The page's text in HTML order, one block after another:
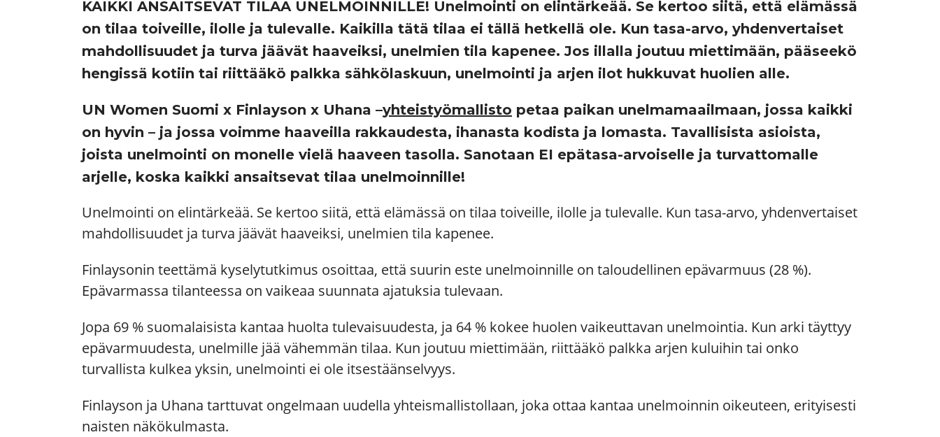
KAIKKI ANSAITSEVAT TILAA UNELMOINNILLE! Unelmointi on elintärkeää. Se kertoo siitä, että elämässä
on tilaa toiveille, ilolle ja tulevalle. Kaikilla tätä tilaa ei tällä hetkellä ole. Kun tasa-arvo, yhdenvertaiset
mahdollisuudet ja turva jäävät haaveiksi, unelmien tila kapenee. Jos illalla joutuu miettimään, pääseekö
hengissä kotiin tai riittääkö palkka sähkölaskuun, unelmointi ja arjen ilot hukkuvat huolien alle.
UN Women Suomi x Finlayson x Uhana –yhteistyömallisto petaa paikan unelmamaailmaan, jossa kaikki
on hyvin – ja jossa voimme haaveilla rakkaudesta, ihanasta kodista ja lomasta. Tavallisista asioista,
joista unelmointi on monelle vielä haaveen tasolla. Sanotaan EI epätasa-arvoiselle ja turvattomalle
arjelle, koska kaikki ansaitsevat tilaa unelmoinnille!
Unelmointi on elintärkeää. Se kertoo siitä, että elämässä on tilaa toiveille, ilolle ja tulevalle. Kun tasa-arvo, yhdenvertaiset
mahdollisuudet ja turva jäävät haaveiksi, unelmien tila kapenee.
Finlaysonin teettämä kyselytutkimus osoittaa, että suurin este unelmoinnille on taloudellinen epävarmuus (28 %).
Epävarmassa tilanteessa on vaikeaa suunnata ajatuksia tulevaan.
Jopa 69 % suomalaisista kantaa huolta tulevaisuudesta, ja 64 % kokee huolen vaikeuttavan unelmointia. Kun arki täyttyy
epävarmuudesta, unelmille jää vähemmän tilaa. Kun joutuu miettimään, riittääkö palkka arjen kuluihin tai onko
turvallista kulkea yksin, unelmointi ei ole itsestäänselvyys.
Finlayson ja Uhana tarttuvat ongelmaan uudella yhteismallistollaan, joka ottaa kantaa unelmoinnin oikeuteen, erityisesti
naisten näkökulmasta.